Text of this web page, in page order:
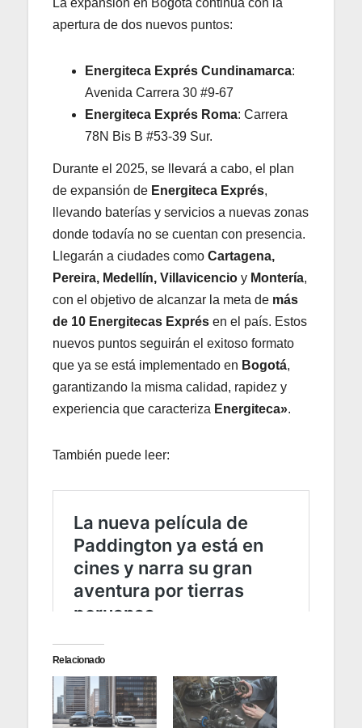
La expansión en Bogotá continua con la
apertura de dos nuevos puntos:
Energiteca Exprés Cundinamarca:
Avenida Carrera 30 #9-67
Energiteca Exprés Roma: Carrera
78N Bis B #53-39 Sur.
Durante el 2025, se llevará a cabo, el plan
de expansión de Energiteca Exprés,
llevando baterías y servicios a nuevas zonas
donde todavía no se cuentan con presencia.
Llegarán a ciudades como Cartagena,
Pereira, Medellín, Villavicencio y Montería,
con el objetivo de alcanzar la meta de más
de 10 Energitecas Exprés en el país. Estos
nuevos puntos seguirán el exitoso formato
que ya se está implementado en Bogotá,
garantizando la misma calidad, rapidez y
experiencia que caracteriza Energiteca».
También puede leer:
Relacionado